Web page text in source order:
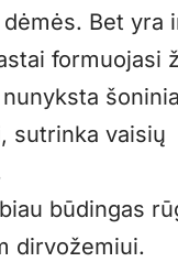
Bet yra
formuojasi
sutrinka vaisių
būdingas
dirvožemiui.